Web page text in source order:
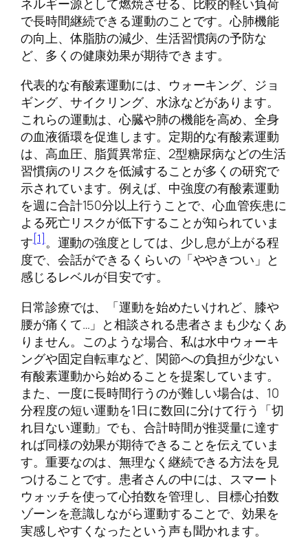
で長時間継続できる運動のことです。心肺機能
の向上、体脂肪の減少、生活習慣病の予防な
ど、多くの健康効果が期待できます。
代表的な有酸素運動には、ウォーキング、ジョ
ギング、サイクリング、水泳などがあります。
これらの運動は、心臓や肺の機能を高め、全身
の血液循環を促進します。定期的な有酸素運動
は、高血圧、脂質異常症、2型糖尿病などの生活
習慣病のリスクを低減することが多くの研究で
示されています。例えば、中強度の有酸素運動
を週に合計150分以上行うことで、心血管疾患に
よる死亡リスクが低下することが知られていま
す[1]。運動の強度としては、少し息が上がる程
度で、会話ができるくらいの「ややきつい」と
感じるレベルが目安です。
日常診療では、「運動を始めたいけれど、膝や
腰が痛くて…」と相談される患者さまも少なくあ
りません。このような場合、私は水中ウォーキ
ングや固定自転車など、関節への負担が少ない
有酸素運動から始めることを提案しています。
また、一度に長時間行うのが難しい場合は、10
分程度の短い運動を1日に数回に分けて行う「切
れ目ない運動」でも、合計時間が推奨量に達す
れば同様の効果が期待できることを伝えていま
す。重要なのは、無理なく継続できる方法を見
つけることです。患者さんの中には、スマート
ウォッチを使って心拍数を管理し、目標心拍数
ゾーンを意識しながら運動することで、効果を
実感しやすくなったという声も聞かれます。